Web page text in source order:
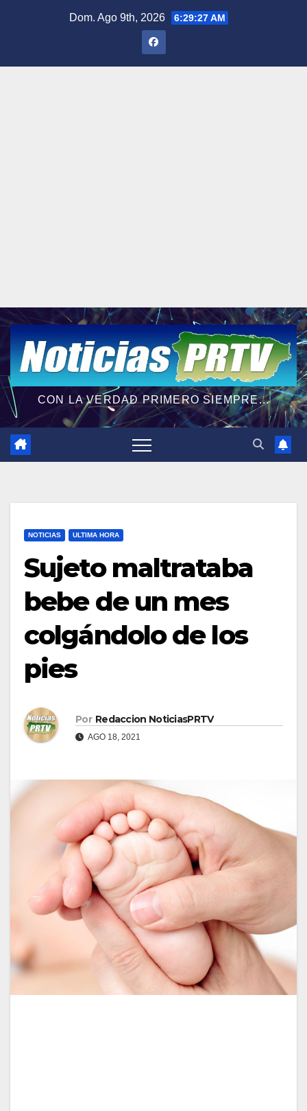
Dom. Ago 9th, 2026 6:29:28 AM
CON LA VERDAD PRIMERO SIEMPRE...
NOTICIAS ULTIMA HORA
Sujeto maltrataba
bebe de un mes
colgándolo de los
pies
Por Redaccion NoticiasPRTV
AGO 18, 2021